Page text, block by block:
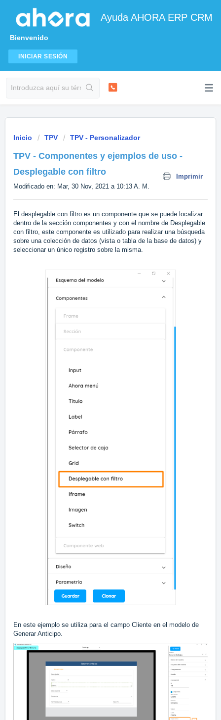
Ayuda AHORA ERP CRM
Bienvenido
INICIAR SESIÓN
Inicio TPV TPV - Personalizador
TPV - Componentes y ejemplos de uso -
Desplegable con filtro
Imprimir
Modificado en: Mar, 30 Nov, 2021 a 10:13 A. M.
El desplegable con filtro es un componente que se puede localizar
dentro de la sección componentes y con el nombre de Desplegable
con filtro, este componente es utilizado para realizar una búsqueda
sobre una colección de datos (vista o tabla de la base de datos) y
seleccionar un único registro sobre la misma.
En este ejemplo se utiliza para el campo Cliente en el modelo de
Generar Anticipo.